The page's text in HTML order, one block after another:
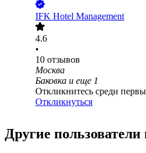
IFK Hotel Management
4.6
•
10 отзывов
Москва
Баковка и еще 1
Откликнитесь среди
Откликнуться
Другие